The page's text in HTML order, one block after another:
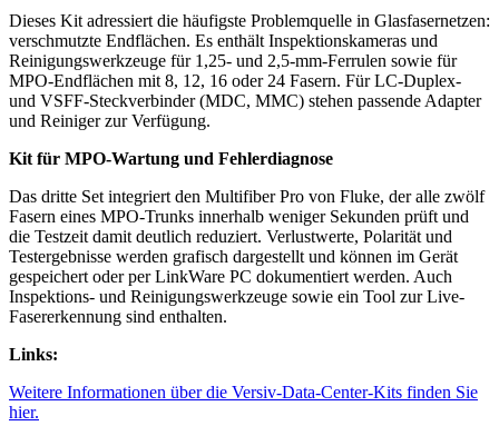
Dieses Kit adressiert die häufigste Problemquelle in Glasfasernetzen:
verschmutzte Endflächen. Es enthält Inspektionskameras und
Reinigungswerkzeuge für 1,25- und 2,5-mm-Ferrulen sowie für
MPO-Endflächen mit 8, 12, 16 oder 24 Fasern. Für LC-Duplex-
und VSFF-Steckverbinder (MDC, MMC) stehen passende Adapter
und Reiniger zur Verfügung.
Kit für MPO-Wartung und Fehlerdiagnose
Das dritte Set integriert den Multifiber Pro von Fluke, der alle zwölf
Fasern eines MPO-Trunks innerhalb weniger Sekunden prüft und
die Testzeit damit deutlich reduziert. Verlustwerte, Polarität und
Testergebnisse werden grafisch dargestellt und können im Gerät
gespeichert oder per LinkWare PC dokumentiert werden. Auch
Inspektions- und Reinigungswerkzeuge sowie ein Tool zur Live-
Fasererkennung sind enthalten.
Links:
Weitere Informationen über die Versiv-Data-Center-Kits finden Sie
hier.